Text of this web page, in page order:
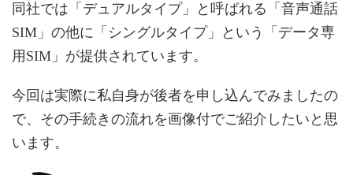
同社では「デュアルタイプ」と呼ばれる「音声通話
SIM」の他に「シングルタイプ」という「データ専
用SIM」が提供されています。
今回は実際に私自身が後者を申し込んでみましたの
で、その手続きの流れを画像付でご紹介したいと思
います。